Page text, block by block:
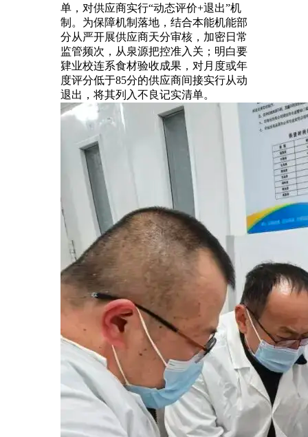
单，对供应商实行“动态评价+退出”机
制。为保障机制落地，结合本能机能部
分从严开展供应商天分审核，加密日常
监管频次，从泉源把控准入关；明白要
肄业校连系食材验收成果，对月度或年
度评分低于85分的供应商间接实行从动
退出，将其列入不良记实清单。